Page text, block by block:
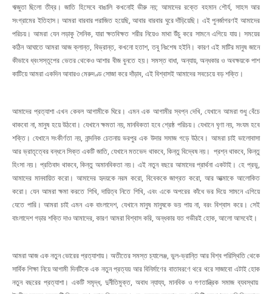
ঋজুতা ছিলো তীব্র। জাতি হিসেবে বাঙালি কখনোই ভীরু নয়; আমাদের রক্তে বহমান শৌর্য, সাহস আর
সংগ্রামের ইতিহাস। আমরা বারবার পরাজিত হয়েছি, আবার বারবার ঘুরে দাঁড়িয়েছি। এই পুনর্জাগরণই আমাদের
পরিচয়। আমরা যেন লড়াকু সৈনিক, যারা ক্ষতবিক্ষত শরীর নিয়েও মাথা উঁচু করে সামনে এগিয়ে যায়। সময়ের
কঠিন আঘাতে আমরা আজ ক্লান্ত, বিভ্রান্ত, কখনো হতাশ, তবু নিঃশেষ হইনি। কারণ এই মাটির মানুষ জানে
কীভাবে ধ্বংসস্তূপের ভেতর থেকেও আশার বীজ বুনতে হয়। সমস্ত বাধা, অন্যায়, অন্ধকার ও অবক্ষয়কে পাশ
কাটিয়ে আমরা একদিন আবারও মেরুদণ্ড সোজা করে দাঁড়াব, এই বিশ্বাসই আমাদের সবচেয়ে বড় শক্তি।
আমাদের প্রত্যাশা এখন কেবল আগামীকে ঘিরে। এমন এক আগামীর স্বপ্ন দেখি, যেখানে আমরা শুধু বেঁচে
থাকবো না, মানুষ হয়ে উঠবো। যেখানে ক্ষমতা নয়, মানবিকতা হবে শ্রেষ্ঠ পরিচয়। যেখানে ঘৃণা নয়, সংযম হবে
শক্তি। যেখানে সংকীর্ণতা নয়, নান্দনিক চেতনায় ভরপুর এক উদার সমাজ গড়ে উঠবে। আমরা চাই ভালোবাসা
আর ভ্রাতৃত্বের বন্ধনে সিক্ত একটি জাতি, যেখানে মতভেদ থাকবে, কিন্তু বিদ্বেষ নয়। প্রশ্ন থাকবে, কিন্তু
হিংসা নয়। প্রতিবাদ থাকবে, কিন্তু অমানবিকতা নয়। এই নতুন বছরে আমাদের প্রার্থনা একটাই। হে প্রভু,
আমাদের মানবায়িত করো। আমাদের হৃদয়কে নরম করো, বিবেককে জাগ্রত করো, আর আত্মাকে আলোকিত
করো। যেন আমরা ক্ষমা করতে শিখি, দায়িত্ব নিতে শিখি, এবং একে অপরের কাঁধে ভর দিয়ে সামনে এগিয়ে
যেতে পারি। আমরা চাই এমন এক বাংলাদেশ, যেখানে মানুষ মানুষকে ভয় পায় না, বরং বিশ্বাস করে। সেই
বাংলাদেশ গড়ার শক্তি দাও আমাদের, কারণ আমরা বিশ্বাস করি, অন্ধকার যত গভীরই হোক, আলো আসবেই।
আমরা আজ এক নতুন ভোরের প্রত্যাশায়। অতীতের সমস্ত চ্যালেঞ্জ, ভুল-ভ্রান্তি আর বিশ্ব পরিস্থিতি থেকে
সার্বিক শিক্ষা নিয়ে আগামী দিনটিকে এক নতুন প্রত্যয় আর বিনির্মাণের বাতাবরণে থরে থরে সাজাবো এটাই হোক
নতুন বছরের প্রত্যাশা। একটি সমৃদ্ধ, দুর্নীতিমুক্ত, অবাধ ন্যায্য, মানবিক ও গণতান্ত্রিক সমাজ ব্যবস্থায়